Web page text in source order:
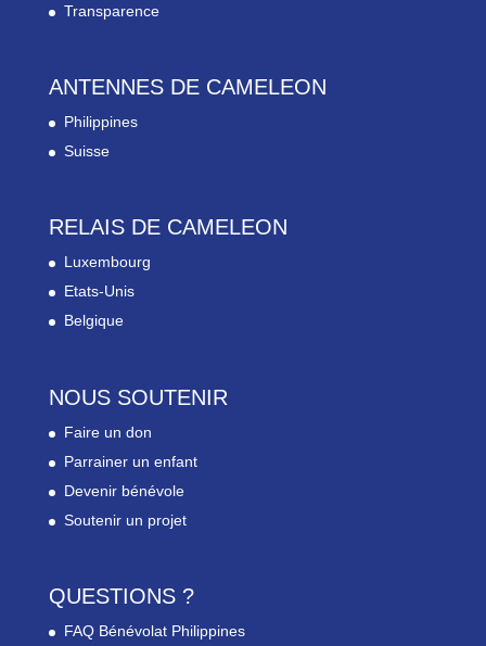
Transparence
ANTENNES DE CAMELEON
Philippines
Suisse
RELAIS DE CAMELEON
Luxembourg
Etats-Unis
Belgique
NOUS SOUTENIR
Faire un don
Parrainer un enfant
Devenir bénévole
Soutenir un projet
QUESTIONS ?
FAQ Bénévolat Philippines